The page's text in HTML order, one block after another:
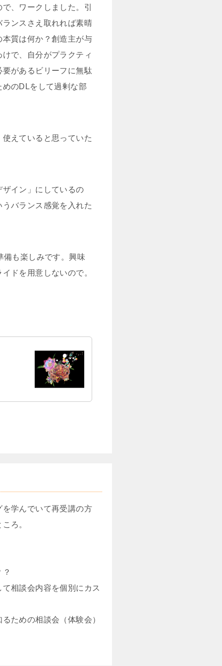
、ワークしました。引
ンスさえ取れれば素晴
質は何か？創造主が与
で、自分がプラクティ
があるビリーフに無駄
のDLをして過剰な部
えていると思っていた
イン」にしているの
バランス感覚を入れた
備も楽しみです。興味
ドを用意しないので。
学んでいて再受講の方
ろ。
相談会内容を個別にカス
ための相談会（体験会）